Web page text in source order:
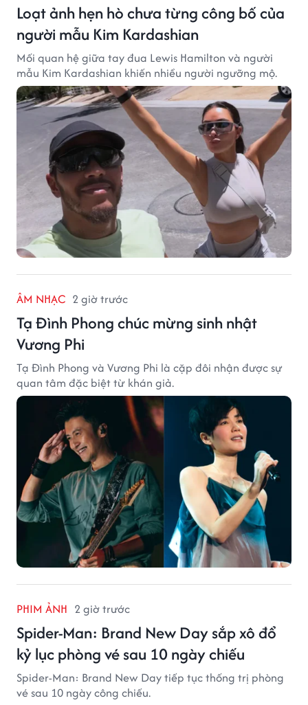
Loạt ảnh hẹn hò chưa từng công bố của
người mẫu Kim Kardashian
Mối quan hệ giữa tay đua Lewis Hamilton và người
mẫu Kim Kardashian khiến nhiều người ngưỡng mộ.
ÂM NHẠC 2 giờ trước
Tạ Đình Phong chúc mừng sinh nhật
Vương Phi
Tạ Đình Phong và Vương Phi là cặp đôi nhận được sự
quan tâm đặc biệt từ khán giả.
PHIM ẢNH 2 giờ trước
Spider-Man: Brand New Day sắp xô đổ
kỷ lục phòng vé sau 10 ngày chiếu
Spider-Man: Brand New Day tiếp tục thống trị phòng
vé sau 10 ngày công chiếu.